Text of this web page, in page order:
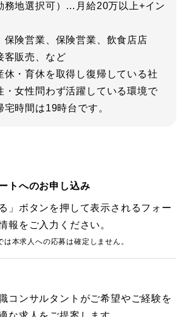
地選択可）…月給20万以上+イン
保険営業、保険営業、飲食店店
客販売、など
休・育休を取得し復帰している社
・女性問わず活躍している環境で
時間は19時台です。
トへのお申し込み
」ボタンを押して表示されるフォー
報をご入力ください。
本求人への応募は確定しません。
コンサルタントがご希望やご経験を